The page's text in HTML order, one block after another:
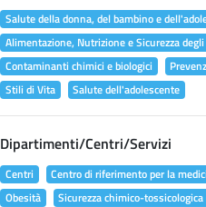
Salute della donna, del bambino e
Alimentazione, Nutrizione e Sicurezza
Contaminanti chimici e biologici
Stili di Vita
Salute dell'adolescente
Dipartimenti/Centri/Servizi
Centri Centro di riferimento per la
Obesità
Sicurezza chimico-